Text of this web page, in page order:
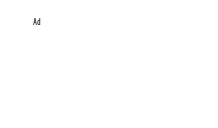
Ad